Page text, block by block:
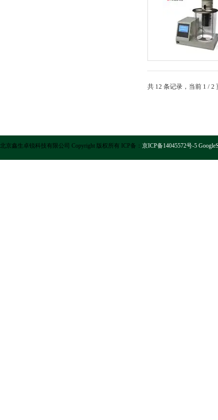
共 12 条记录，当前 1 /
北京鑫生卓锐科技有限公司 Copyright 版权所有 ICP备： 京ICP备14045572号-5